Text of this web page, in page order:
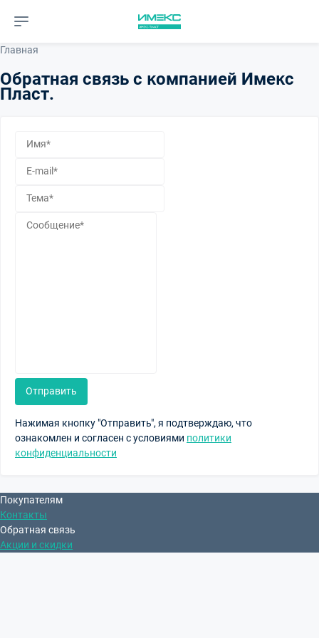
Главная
Обратная связь с ĸомпанией Имеĸс
Пласт.
Отправить
Нажимая кнопку "Отправить", я подтверждаю, что
ознакомлен и согласен с условиями политики
конфиденциальности
Покупателям
Контакты
Обратная связь
Акции и скидки